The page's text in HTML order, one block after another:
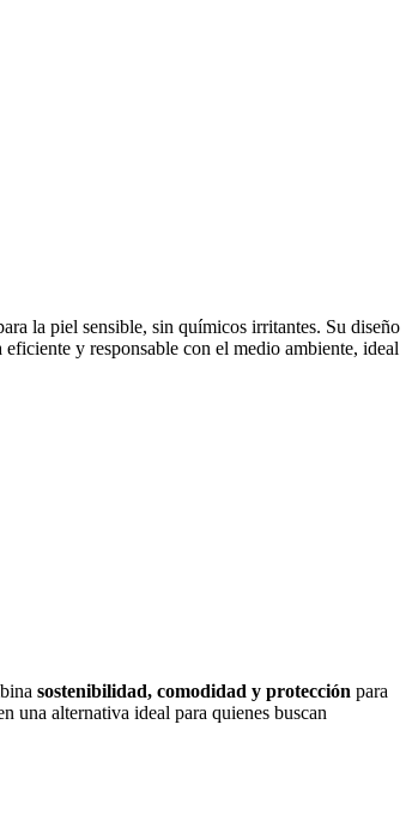
la piel sensible, sin químicos irritantes. Su diseño
eficiente y responsable con el medio ambiente, ideal
sostenibilidad, comodidad y protección para
una alternativa ideal para quienes buscan